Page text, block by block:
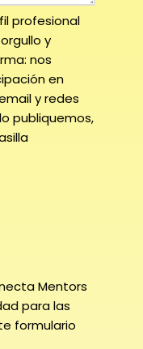
profesional
y
nos
en
y redes
publiquemos,
Mentors
para las
formulario